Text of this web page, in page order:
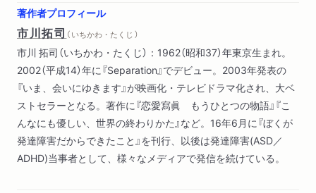
３ 緑の中で優雅にひきこもる
ぼくの理想の風景を作り上げた ／つくり、育てる人間 ／疑
似的な帰郷 ／あるがままを愛したい ／忙しない逍遥学派
／ランニング専用スリッパが欲しい ／無限の猿定理 ／ゲダ
ッ感覚
４ 眩暈と幻覚の日々
甘味な狂気 ／寝入りばなの幻覚 ／寝起きの幻覚 ／脳内世
著作者プロフィール
市川拓司 （ いちかわ・たくじ ）
市川 拓司（いちかわ・たくじ）：1962（昭和37）年東京生まれ。
2002（平成14）年に『Separation』でデビュー。2003年発表の
『いま、会いにゆきます』が映画化・テレビドラマ化され、大ベ
ストセラーとなる。著作に『恋愛寫眞 もうひとつの物語』『こ
んなにも優しい、世界の終わりかた』など。16年6月に『ぼくが
発達障害だからできたこと』を刊行、以後は発達障害(ASD／
ADHD)当事者として、様々なメディアで発信を続けている。